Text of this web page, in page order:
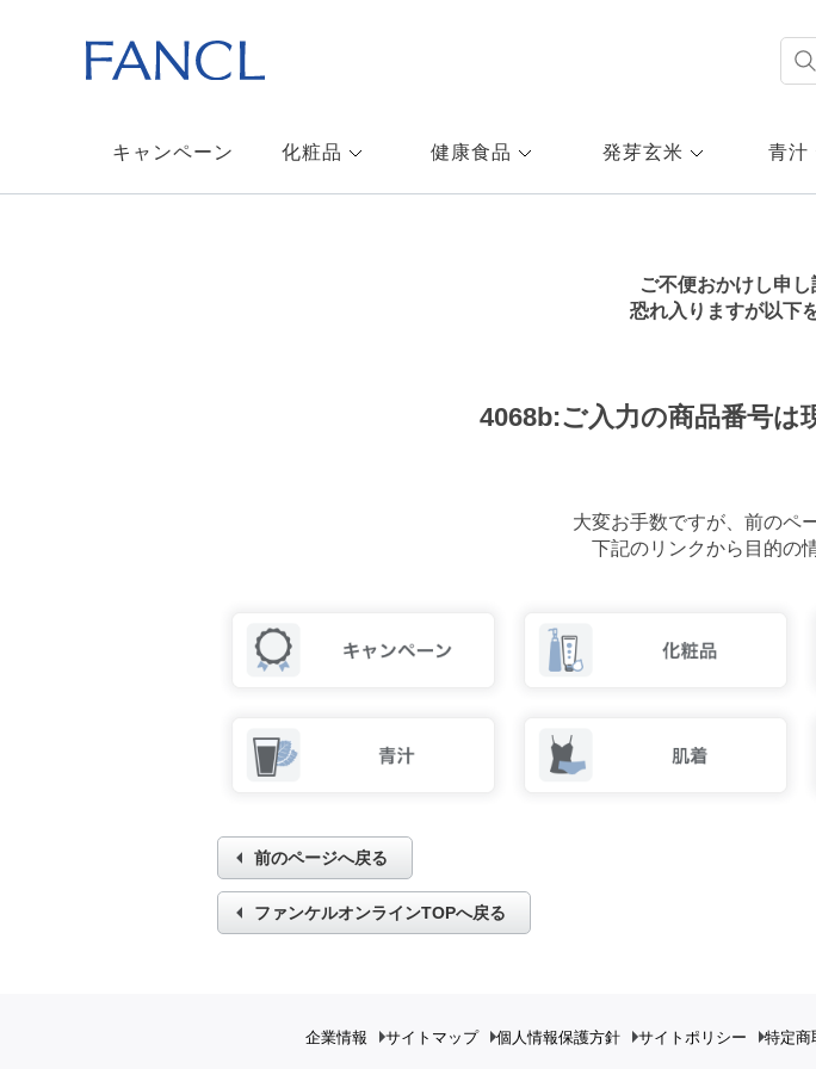
キャンペーン 化粧品 健康食品 発芽玄米 青汁
ご不便おかけし申し
恐れ入りますが以下
4068b:ご入力の商品番号は
大変お手数ですが、前のペ
下記のリンクから目的の
前のページへ戻る
ファンケルオンラインTOPへ戻る
企業情報 サイトマップ 個人情報保護方針 サイトポリシー 特定商